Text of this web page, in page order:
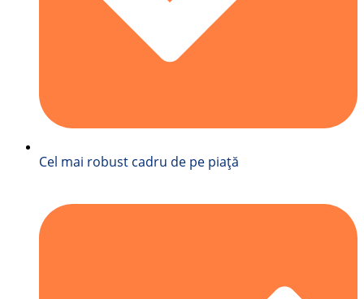
Cel mai robust cadru de pe piață